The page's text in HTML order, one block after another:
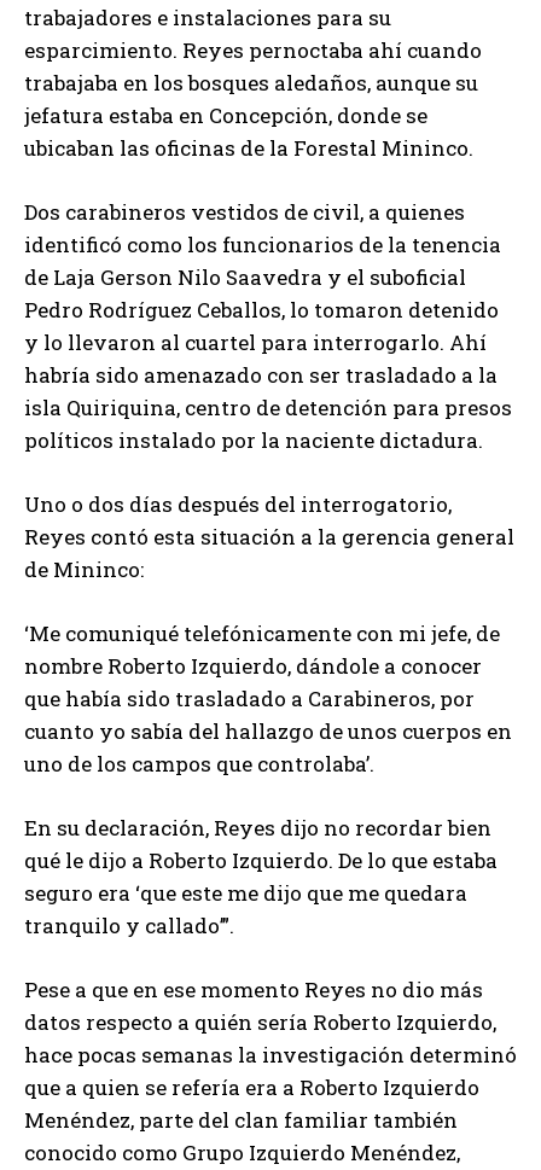
trabajadores e instalaciones para su
esparcimiento. Reyes pernoctaba ahí cuando
trabajaba en los bosques aledaños, aunque su
jefatura estaba en Concepción, donde se
ubicaban las oficinas de la Forestal Mininco.
Dos carabineros vestidos de civil, a quienes
identificó como los funcionarios de la tenencia
de Laja Gerson Nilo Saavedra y el suboficial
Pedro Rodríguez Ceballos, lo tomaron detenido
y lo llevaron al cuartel para interrogarlo. Ahí
habría sido amenazado con ser trasladado a la
isla Quiriquina, centro de detención para presos
políticos instalado por la naciente dictadura.
Uno o dos días después del interrogatorio,
Reyes contó esta situación a la gerencia general
de Mininco:
‘Me comuniqué telefónicamente con mi jefe, de
nombre Roberto Izquierdo, dándole a conocer
que había sido trasladado a Carabineros, por
cuanto yo sabía del hallazgo de unos cuerpos en
uno de los campos que controlaba’.
En su declaración, Reyes dijo no recordar bien
qué le dijo a Roberto Izquierdo. De lo que estaba
seguro era ‘que este me dijo que me quedara
tranquilo y callado’”.
Pese a que en ese momento Reyes no dio más
datos respecto a quién sería Roberto Izquierdo,
hace pocas semanas la investigación determinó
que a quien se refería era a Roberto Izquierdo
Menéndez, parte del clan familiar también
conocido como Grupo Izquierdo Menéndez,